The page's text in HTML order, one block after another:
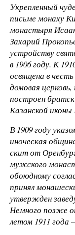
Укрепленный
письме монаху
монастыря
Захарий
устройству
в 1906 году. К
освящена в
домовая
построен
Казанской
В 1909 году
иноческая
скит от
мужского
обоюдному
принял
утвержден
Немного позже
летом 1911 года